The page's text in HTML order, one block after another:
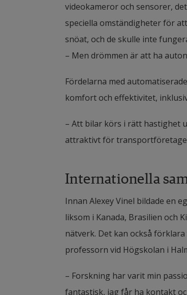
videokameror och sensorer,
speciella omständigheter för
snöat, och de skulle inte
– Men drömmen är att ha
Fördelarna med
komfort och effektivitet,
– Att bilar körs i rätt hastighet
attraktivt för
Internationella
Innan Alexey Vinel bildade en
liksom i Kanada, Brasilien och
nätverk. Det kan också
professorn vid Högskolan i
– Forskning har varit min
fantastisk, jag får ha kontakt